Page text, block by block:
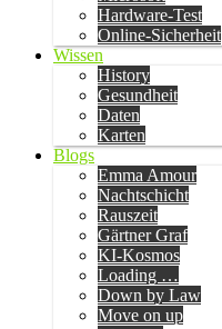
Hardware-Test
Online-Sicherheit
Wissen
History
Gesundheit
Daten
Karten
Blogs
Emma Amour
Nachtschicht
Rauszeit
Gärtner Graf
KI-Kosmos
Loading …
Down by Law
Move on up